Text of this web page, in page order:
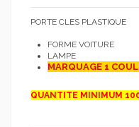
PORTE CLES PLASTIQUE
FORME VOITURE
LAMPE
MARQUAGE 1
QUANTITE MINIMUM